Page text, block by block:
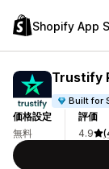
Shopify App
Trustify
Built for
価格設定
無料
評価
4.9